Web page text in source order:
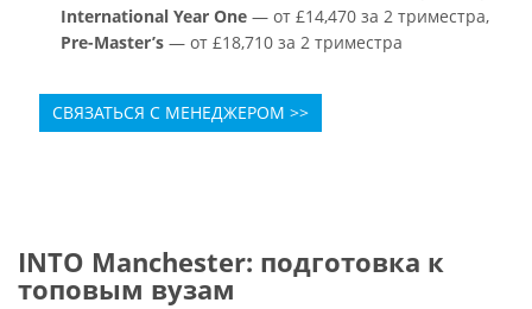
International Year One— от £14,470 за 2 триместра,
Pre-Master’s— от £18,710 за 2 триместра
СВЯЗАТЬСЯ С МЕНЕДЖЕРОМ >>
INTO Manchester: подготовка к
топовым вузам